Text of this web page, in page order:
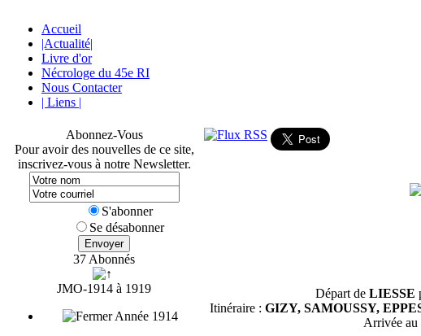
Accueil
|Actualité|
Livre d'or
Nécrologe du 45e RI
Nous Contacter
| Liens |
Abonnez-Vous
Pour avoir des nouvelles de ce site,
inscrivez-vous à notre Newsletter.
S'abonner
Se désabonner
Envoyer
37 Abonnés
JMO-1914 à 1919
Année 1914
Départ de LIESSE
Itinéraire : GIZY, SAMOUSSY,
Arrivée au